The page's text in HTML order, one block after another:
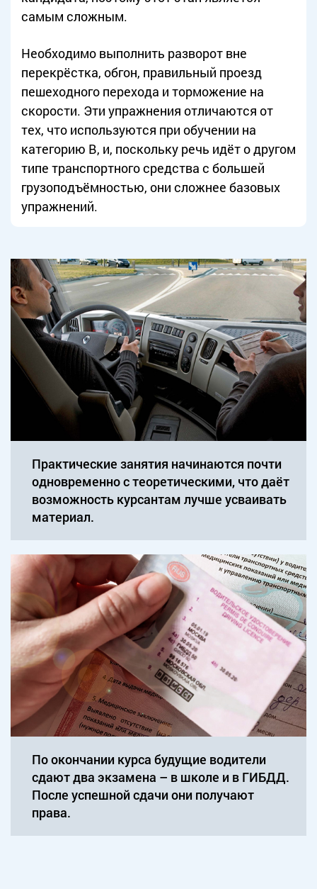
самым сложным.
Необходимо выполнить разворот вне
перекрёстка, обгон, правильный проезд
пешеходного перехода и торможение на
скорости. Эти упражнения отличаются от
тех, что используются при обучении на
категорию B, и, поскольку речь идёт о другом
типе транспортного средства с большей
грузоподъёмностью, они сложнее базовых
упражнений.
Практические занятия начинаются почти
одновременно с теоретическими, что даёт
возможность курсантам лучше усваивать
материал.
По окончании курса будущие водители
сдают два экзамена – в школе и в ГИБДД.
После успешной сдачи они получают
права.